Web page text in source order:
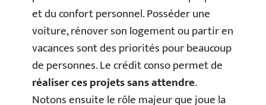
et du confort personnel. Posséder une
voiture, rénover son logement ou partir en
vacances sont des priorités pour beaucoup
de personnes. Le crédit conso permet de
réaliser ces projets sans attendre.
Notons ensuite le rôle majeur que joue la